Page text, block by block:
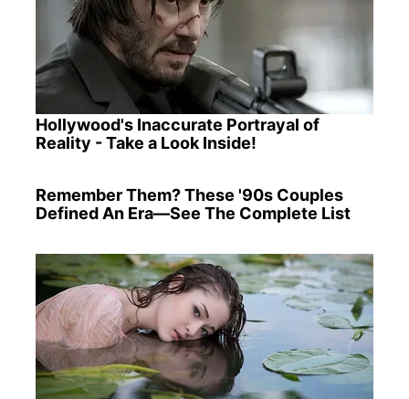
Hollywood's Inaccurate Portrayal of
Reality - Take a Look Inside!
Remember Them? These '90s Couples
Defined An Era—See The Complete List